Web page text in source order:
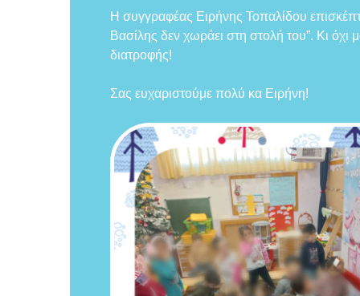
Η συγγραφέας Ειρήνης Τοπαλίδου
Βασίλης δεν χωράει στη στολή του”. Κι όχι
διατροφής!
Σας ευχαριστούμε πολύ κα Ειρήνη!